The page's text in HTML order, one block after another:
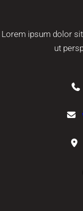
Lorem ipsum dolor
ut